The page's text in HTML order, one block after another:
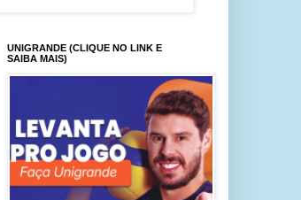
UNIGRANDE (CLIQUE NO LINK E
SAIBA MAIS)